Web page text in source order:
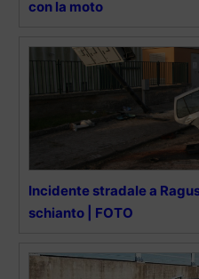
con la moto
Incidente stradale a
schianto | FOTO